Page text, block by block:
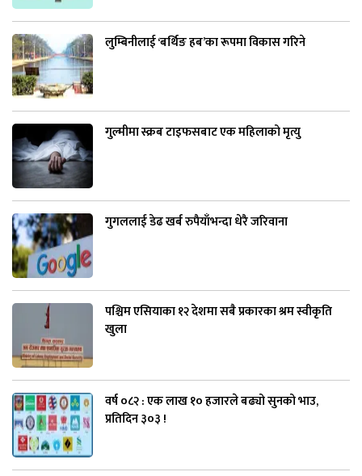
लुम्बिनीलाई ‘बर्थिङ हब’का रूपमा विकास गरिने
गुल्मीमा स्क्रब टाइफसबाट एक महिलाको मृत्यु
गुगललाई डेढ खर्ब रुपैयाँभन्दा धेरै जरिवाना
पश्चिम एसियाका १२ देशमा सबै प्रकारका श्रम स्वीकृति
खुला
वर्ष ०८२ : एक लाख १० हजारले बढ्यो सुनको भाउ,
प्रतिदिन ३०३ !